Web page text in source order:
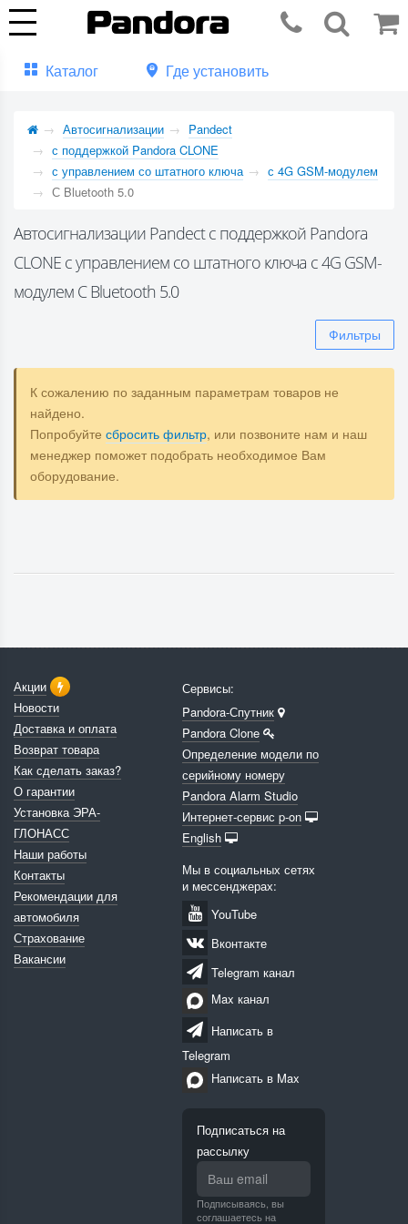
Каталог Где установить
Автосигнализации
Pandect
с поддержкой Pandora CLONE
с управлением со штатного ключа
с 4G GSM-модулем
С Bluetooth 5.0
Автосигнализации Pandect с поддержкой Pandora
CLONE с управлением со штатного ключа с 4G GSM-
модулем С Bluetooth 5.0
Фильтры
К сожалению по заданным параметрам товаров не
найдено.
Попробуйте сбросить фильтр, или позвоните нам и наш
менеджер поможет подобрать необходимое Вам
оборудование.
Акции
Новости
Доставка и оплата
Возврат товара
Как сделать заказ?
О гарантии
Установка ЭРА-
ГЛОНАСС
Наши работы
Контакты
Рекомендации для
автомобиля
Страхование
Вакансии
Сервисы:
Pandora-Спутник
Pandora Clone
Определение модели по
серийному номеру
Pandora Alarm Studio
Интернет-сервис p-on
English
Мы в социальных сетях
и мессенджерах:
YouTube
Вконтакте
Telegram канал
Max канал
Написать в
Telegram
Написать в Max
Подписаться на
рассылку
Подписываясь, вы
соглашаетесь на